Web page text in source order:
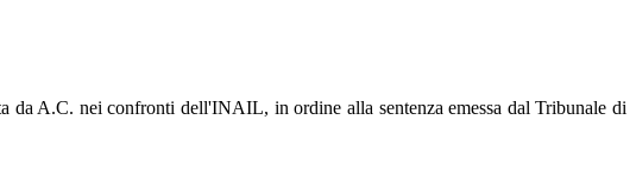
da A.C. nei confronti dell'INAIL, in ordine alla sentenza emessa dal Tribunale di